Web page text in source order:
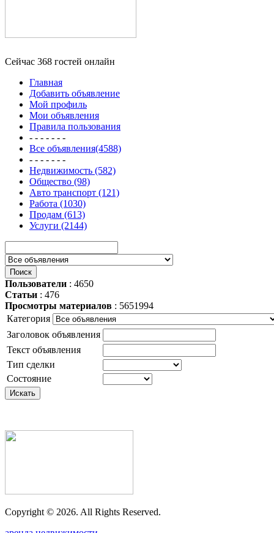
Сейчас 368 гостей онлайн
Главная
Добавить объявление
Мой профиль
Мои объявления
Правила пользования
- - - - - - -
Все объявления(4588)
- - - - - - -
Недвижимость (582)
Общество (98)
Авто транспорт (121)
Работа (1030)
Продам (613)
Услуги (2144)
Пользователи : 4650
Статьи : 476
Просмотры материалов : 5651994
Категория
Заголовок объявления
Текст объявления
Тип сделки
Состояние
Copyright © 2026. All Rights Reserved.